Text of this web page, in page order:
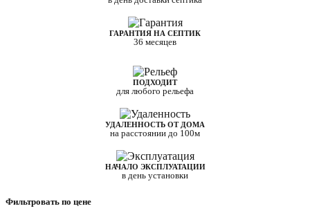
ГАРАНТИЯ НА СЕПТИК
36 месяцев
ПОДХОДИТ
для любого рельефа
УДАЛЕННОСТЬ ОТ ДОМА
на расстоянии до 100м
НАЧАЛО ЭКСПЛУАТАЦИИ
в день установки
Фильтровать по цене